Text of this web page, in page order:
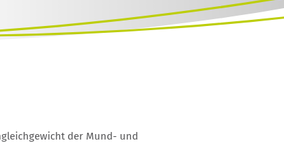
der Mund- und